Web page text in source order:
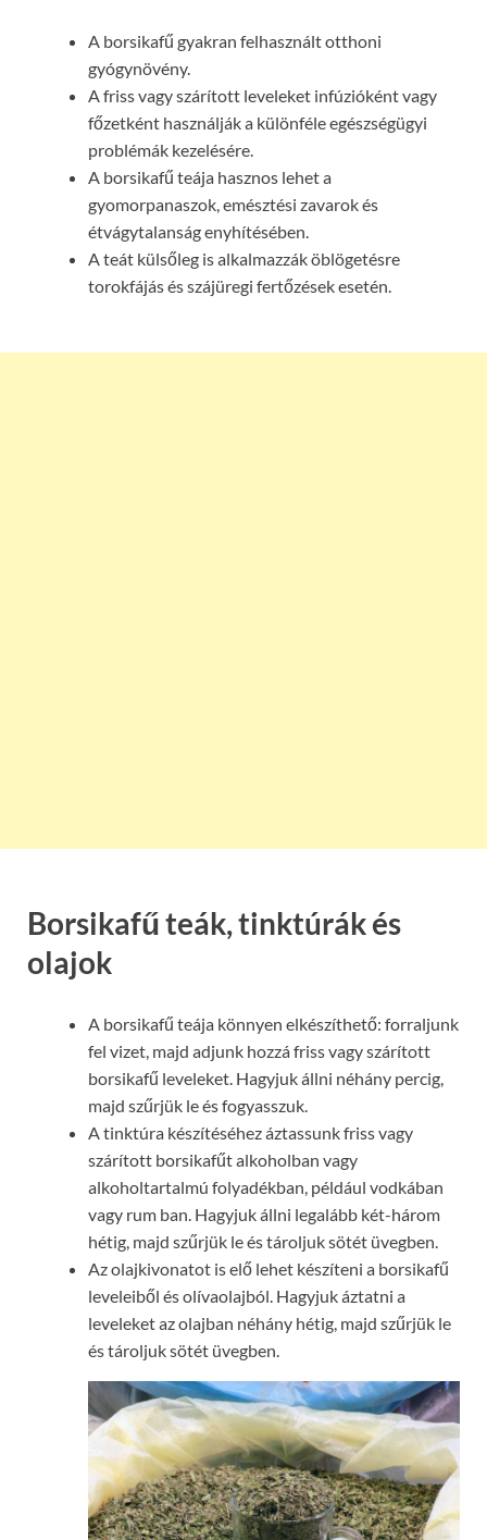
A borsikafű gyakran felhasznált otthoni
gyógynövény.
A friss vagy szárított leveleket infúzióként vagy
főzetként használják a különféle egészségügyi
problémák kezelésére.
A borsikafű teája hasznos lehet a
gyomorpanaszok, emésztési zavarok és
étvágytalanság enyhítésében.
A teát külsőleg is alkalmazzák öblögetésre
torokfájás és szájüregi fertőzések esetén.
Borsikafű teák, tinktúrák és
olajok
A borsikafű teája könnyen elkészíthető: forraljunk
fel vizet, majd adjunk hozzá friss vagy szárított
borsikafű leveleket. Hagyjuk állni néhány percig,
majd szűrjük le és fogyasszuk.
A tinktúra készítéséhez áztassunk friss vagy
szárított borsikafűt alkoholban vagy
alkoholtartalmú folyadékban, például vodkában
vagy rum ban. Hagyjuk állni legalább két-három
hétig, majd szűrjük le és tároljuk sötét üvegben.
Az olajkivonatot is elő lehet készíteni a borsikafű
leveleiből és olívaolajból. Hagyjuk áztatni a
leveleket az olajban néhány hétig, majd szűrjük le
és tároljuk sötét üvegben.